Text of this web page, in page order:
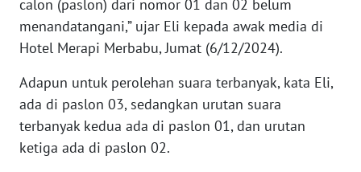
calon (paslon) dari nomor 01 dan 02 belum
menandatangani,” ujar Eli kepada awak media di
Hotel Merapi Merbabu, Jumat (6/12/2024).
Adapun untuk perolehan suara terbanyak, kata Eli,
ada di paslon 03, sedangkan urutan suara
terbanyak kedua ada di paslon 01, dan urutan
ketiga ada di paslon 02.
BARAT
WN
WN
SERAMBI